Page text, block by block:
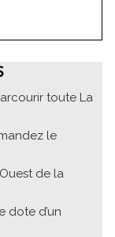
toute La
le
de la
dote d’un